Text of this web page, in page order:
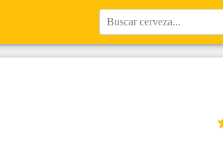
Buscar cerveza...